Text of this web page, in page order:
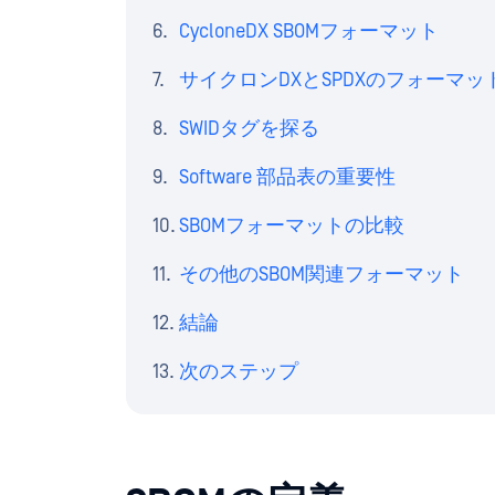
CycloneDX SBOMフォーマット
サイクロンDXとSPDXのフォーマ
SWIDタグを探る
Software 部品表の重要性
SBOMフォーマットの比較
その他のSBOM関連フォーマット
結論
次のステップ